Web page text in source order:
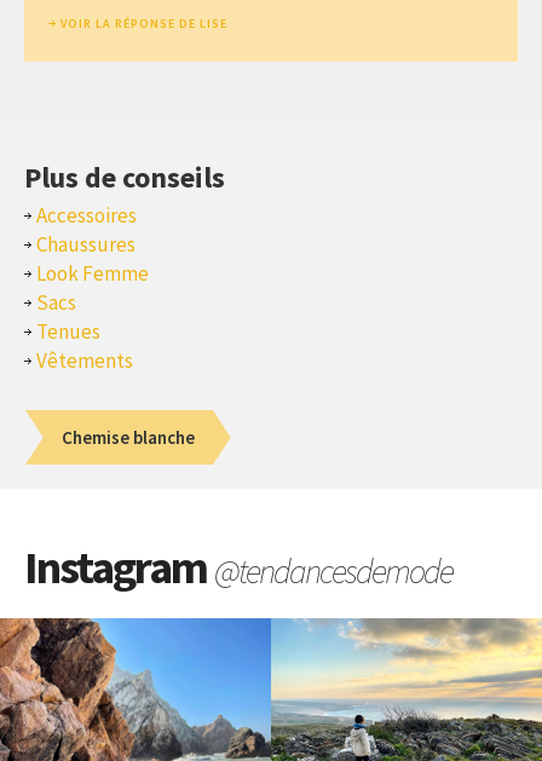
VOIR LA RÉPONSE DE LISE
Plus de conseils
Accessoires
Chaussures
Look Femme
Sacs
Tenues
Vêtements
Chemise blanche
Instagram@tendancesdemode